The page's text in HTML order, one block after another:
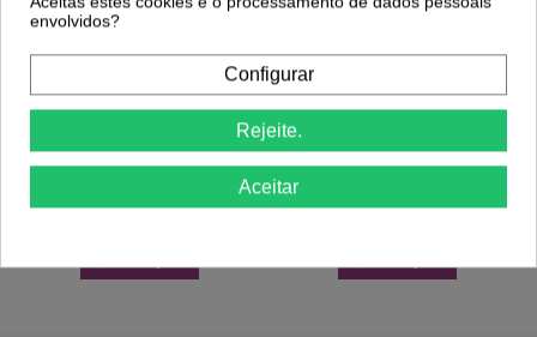
envolvidos?
Configurar
Rejeite.
Aceitar